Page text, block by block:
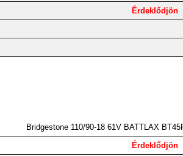
Érdeklődjön
Bridgestone 110/90-18 61V BATTLAX
Érdeklődjön